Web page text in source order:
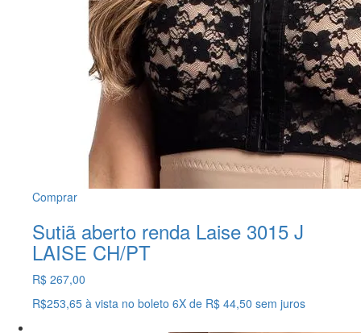
Comprar
Sutiã aberto renda Laise 3015 J
LAISE CH/PT
R$ 267,00
R$253,65 à vista no boleto 6X de R$ 44,50 sem juros